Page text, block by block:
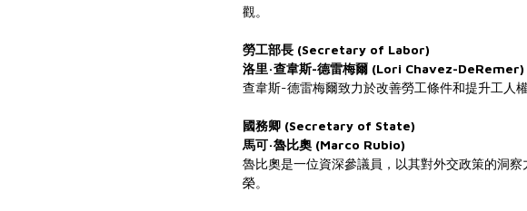
觀。
勞工部長 (Secretary of Labor)
洛里·查韋斯-德雷梅爾 (Lori Chavez-DeRemer)
查韋斯-德雷梅爾致力於改善勞工條件和提升工人
國務卿 (Secretary of State)
馬可·魯比奧 (Marco Rubio)
魯比奧是一位資深參議員，以其對外交政策的洞
榮。